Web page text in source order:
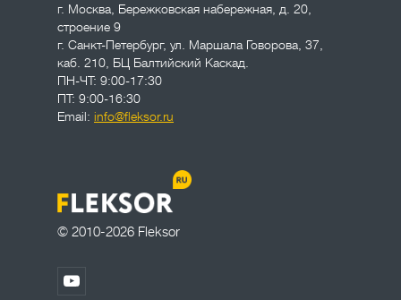
© 2010-2026 Fleksor
г. Москва Бережковская набережная, д. 20,
строение 9
г. Санкт-Петербург, ул. Маршала Говорова, 37,
каб. 210, БЦ Балтийский Каскад.
ПН-ЧТ: 9:00-17:30
ПТ: 9:00-16:30
Email: info@fleksor.ru